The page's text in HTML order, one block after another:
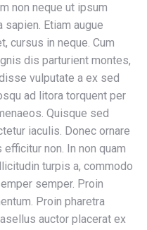
non neque ut ipsum
Etiam augue
cursus in neque. Cum
dis parturient montes,
vulputate a ex sed
ad litora torquent per
Quisque sed
iaculis. Donec ornare
non. In non quam
turpis a, commodo
semper. Proin
Proin pharetra
auctor placerat ex